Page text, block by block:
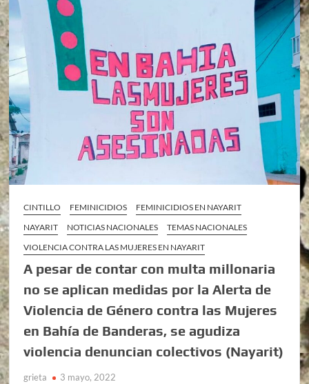
CINTILLO FEMINICIDIOS
FEMINICIDIOS EN NAYARIT
NAYARIT
NOTICIAS NACIONALES
TEMAS NACIONALES
VIOLENCIA CONTRA LAS MUJERES EN NAYARIT
A pesar de contar con multa millonaria
no se aplican medidas por la Alerta de
Violencia de Género contra las Mujeres
en Bahía de Banderas, se agudiza
violencia denuncian colectivos (Nayarit)
grieta 3 mayo, 2022